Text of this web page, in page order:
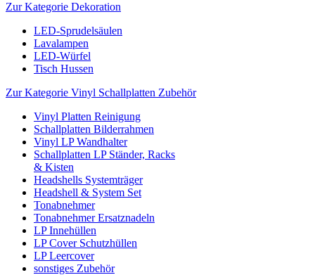
Zur Kategorie Dekoration
LED-Sprudelsäulen
Lavalampen
LED-Würfel
Tisch Hussen
Zur Kategorie Vinyl Schallplatten Zubehör
Vinyl Platten Reinigung
Schallplatten Bilderrahmen
Vinyl LP Wandhalter
Schallplatten LP Ständer, Racks
& Kisten
Headshells Systemträger
Headshell & System Set
Tonabnehmer
Tonabnehmer Ersatznadeln
LP Innehüllen
LP Cover Schutzhüllen
LP Leercover
sonstiges Zubehör